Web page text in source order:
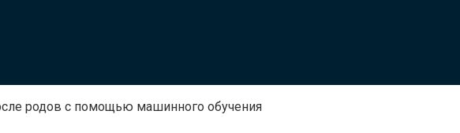
родов с помощью машинного обучения